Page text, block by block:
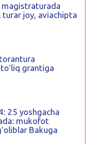
magistraturada
turar joy, aviachipta
grantiga
25 yoshgacha
mukofot
Bakuga